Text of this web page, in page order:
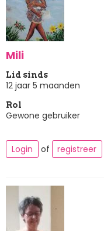
Mili
Lid sinds
12 jaar 5 maanden
Rol
Gewone gebruiker
Login of registreer